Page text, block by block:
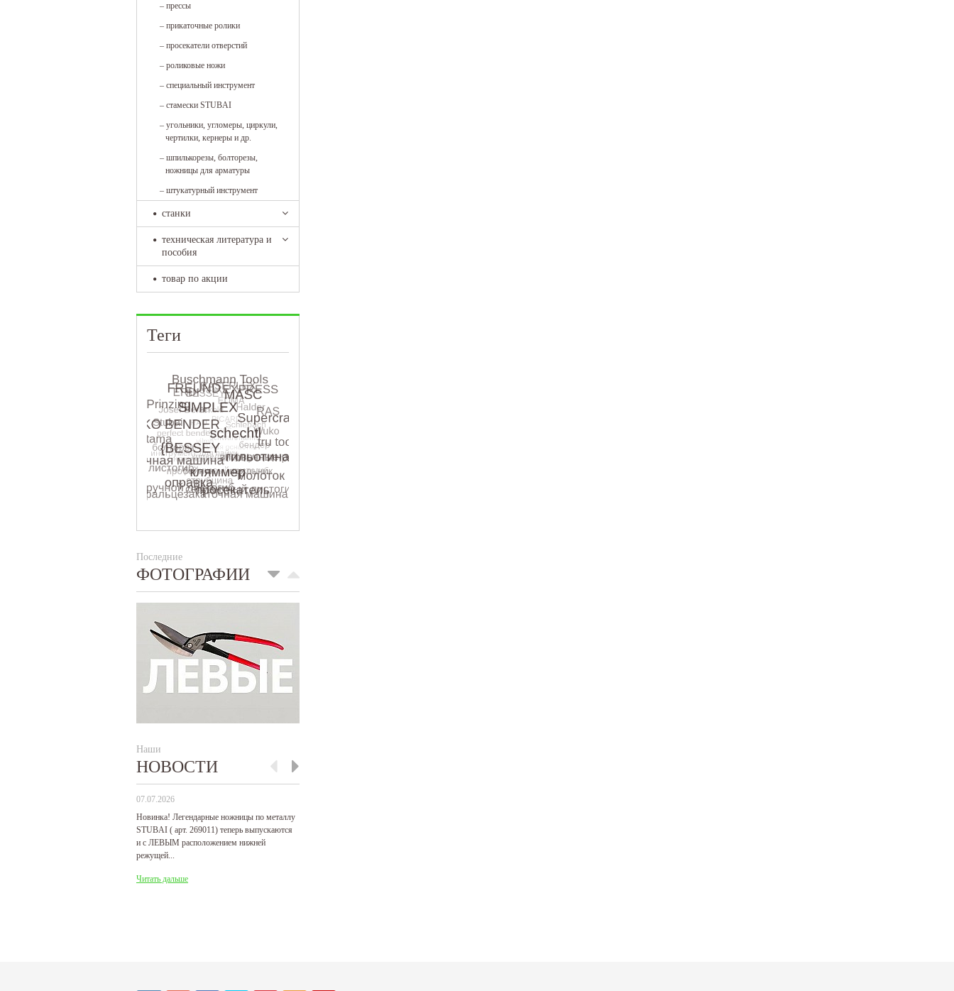
– прессы
– прикаточные ролики
– просекатели отверстий
– роликовые ножи
– специальный инструмент
– стамески STUBAI
– угольники, угломеры, циркули,
чертилки, кернеры и др.
– шпилькорезы, болторезы,
ножницы для арматуры
– штукатурный инструмент
станки
техническая литература и
пособия
товар по акции
Теги
Последние
ФОТОГРАФИИ
Наши
НОВОСТИ
07.07.2026
Новинка! Легендарные ножницы по металлу
STUBAI ( арт. 269011) теперь выпускаются
и с ЛЕВЫМ расположением нижней
режущей...
Читать дальше